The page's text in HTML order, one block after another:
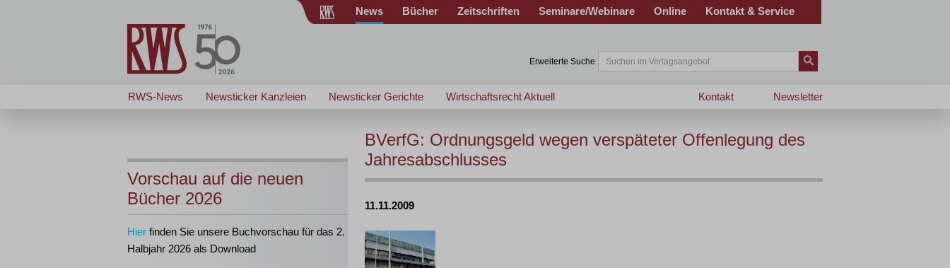
News Bücher Zeitschriften Seminare/Webinare Online Kontakt & Service
Erweiterte Suche
RWS-News Newsticker Kanzleien Newsticker Gerichte Wirtschaftsrecht Aktuell Newsletter
Kontakt
Vorschau auf die neuen
Bücher 2026
Hier finden Sie unsere Buchvorschau für das 2.
Halbjahr 2026 als Download
BVerfG: Ordnungsgeld wegen verspäteter Offenlegung des
Jahresabschlusses
11.11.2009